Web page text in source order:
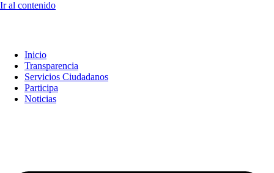
Ir al contenido
Inicio
Transparencia
Servicios Ciudadanos
Participa
Noticias